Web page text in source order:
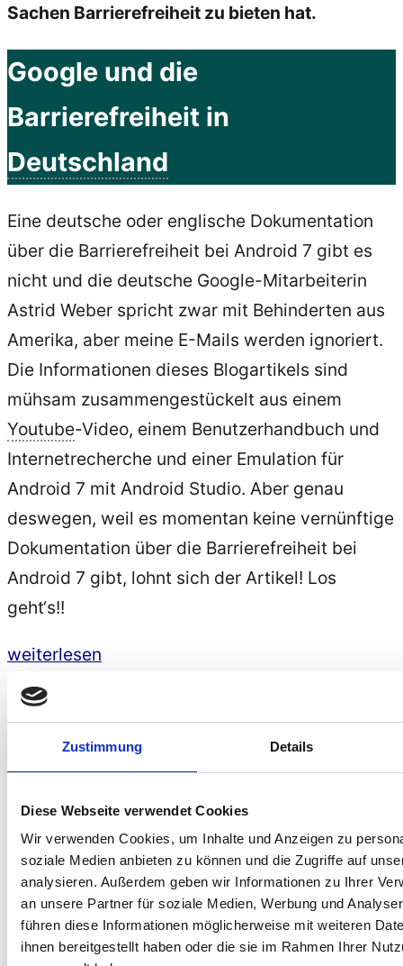
Zustimmung Details
Diese Webseite verwendet Cookies
Wir verwenden Cookies, um Inhalte und Anzeigen zu
soziale Medien anbieten zu können und die Zugriffe auf
analysieren. Außerdem geben wir Informationen zu Ihrer
an unsere Partner für soziale Medien, Werbung und
führen diese Informationen möglicherweise mit weiteren
ihnen bereitgestellt haben oder die sie im Rahmen Ihrer
Sachen Barrierefreiheit zu bieten hat.
Google und die
Barrierefreiheit in
Deutschland
Eine deutsche oder englische Dokumentation
über die Barrierefreiheit bei Android 7 gibt es
nicht und die deutsche Google-Mitarbeiterin
Astrid Weber spricht zwar mit Behinderten aus
Amerika, aber meine E-Mails werden ignoriert.
Die Informationen dieses Blogartikels sind
mühsam zusammengestückelt aus einem
Youtube-Video, einem Benutzerhandbuch und
Internetrecherche und einer Emulation für
Android 7 mit Android Studio. Aber genau
deswegen, weil es momentan keine vernünftige
Dokumentation über die Barrierefreiheit bei
Android 7 gibt, lohnt sich der Artikel! Los
geht‘s!!
„Barrierefreiheit
bei
Android
oder
Nougat“
weiterlesen
Barrierefreiheit: Google Maps
enthält Informationen über
rollstuhlgerechte Orte
Internetauf der die ganze Welt gespeichert ist.
Jetzt enthältGoogle Mapsauch Informationen
ob ein Ort rollstuhlgerecht ist oder nicht.
Google Maps ist eine sehr große Karte mit